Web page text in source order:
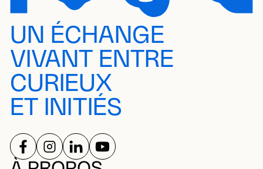
UN ÉCHANGE
VIVANT ENTRE
CURIEUX
ET INITIÉS
SUIVEZ-NOUS SUR
SUIVEZ-NOUS SUR
SUIVEZ-NOUS SUR
SUIVEZ-NOUS SUR